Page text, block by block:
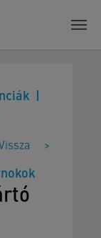
>